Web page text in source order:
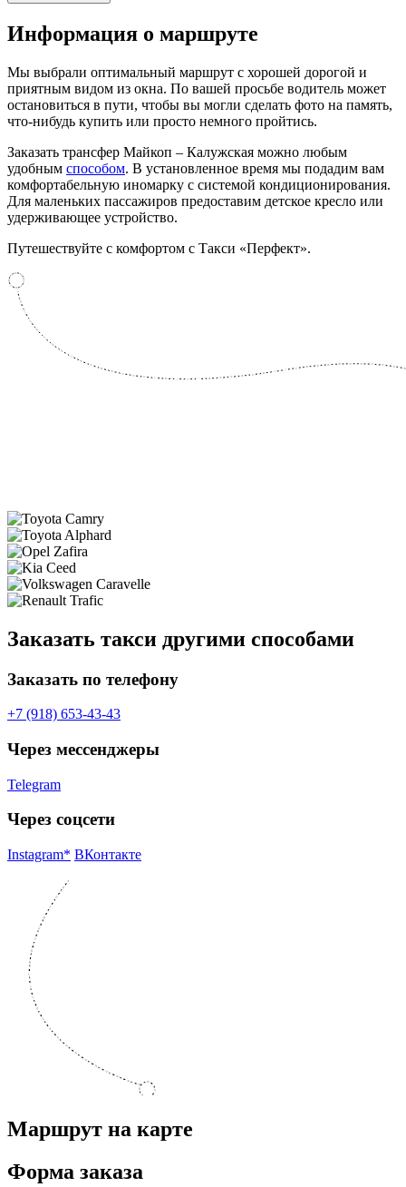
Информация о маршруте
Мы выбрали оптимальный маршрут с хорошей дорогой и
приятным видом из окна. По вашей просьбе водитель может
остановиться в пути, чтобы вы могли сделать фото на память,
что-нибудь купить или просто немного пройтись.
Заказать трансфер Майкоп – Калужская можно любым
удобным способом. В установленное время мы подадим вам
комфортабельную иномарку с системой кондиционирования.
Для маленьких пассажиров предоставим детское кресло или
удерживающее устройство.
Путешествуйте с комфортом с Такси «Перфект».
Заказать такси другими способами
Заказать по телефону
+7 (918) 653-43-43
Через мессенджеры
Telegram
Через соцсети
Instagram* ВКонтакте
Маршрут на карте
Форма заказа